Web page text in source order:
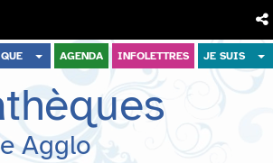
AGENDA INFOLETTRES JE SUIS
thèques
Agglo